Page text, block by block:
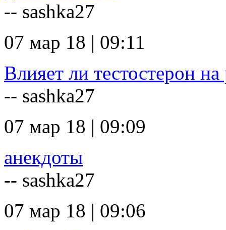
-- sashka27
07 мар 18 | 09:11
Влияет ли тестостерон на
-- sashka27
07 мар 18 | 09:09
анекдоты
-- sashka27
07 мар 18 | 09:06